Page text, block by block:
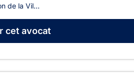
de la Vil...
cet avocat